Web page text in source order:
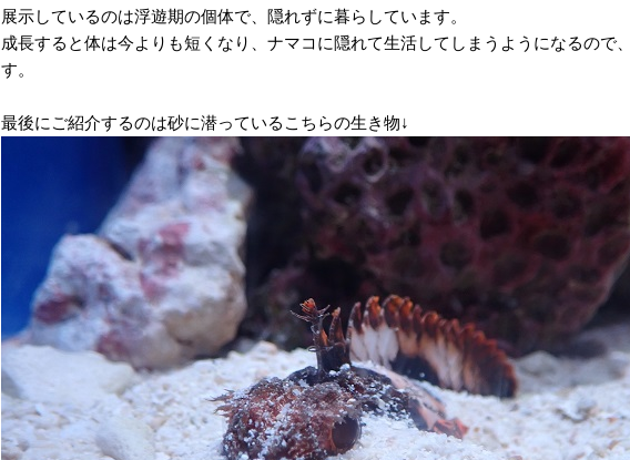
展示しているのは浮遊期の個体で、隠れずに暮らしています。
成長すると体は今よりも短くなり、ナマコに隠れて生活してしまうようになるので
す。
最後にご紹介するのは砂に潜っているこちらの生き物↓